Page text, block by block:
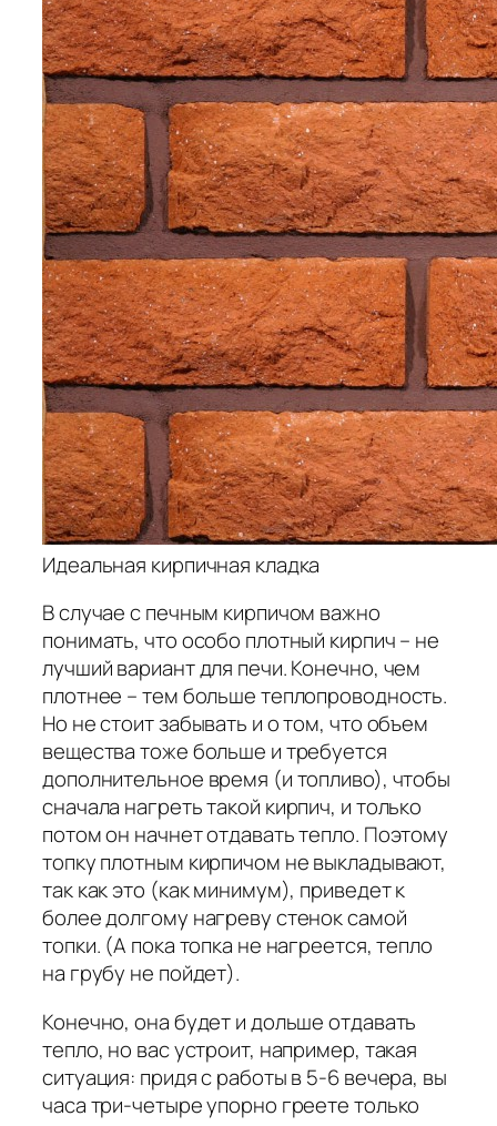
Идеальная кирпичная кладка
В случае с печным кирпичом важно
понимать, что особо плотный кирпич – не
лучший вариант для печи. Конечно, чем
плотнее – тем больше теплопроводность.
Но не стоит забывать и о том, что объем
вещества тоже больше и требуется
дополнительное время (и топливо), чтобы
сначала нагреть такой кирпич, и только
потом он начнет отдавать тепло. Поэтому
топку плотным кирпичом не выкладывают,
так как это (как минимум), приведет к
более долгому нагреву стенок самой
топки. (А пока топка не нагреется, тепло
на грубу не пойдет).
Конечно, она будет и дольше отдавать
тепло, но вас устроит, например, такая
ситуация: придя с работы в 5-6 вечера, вы
часа три-четыре упорно греете только